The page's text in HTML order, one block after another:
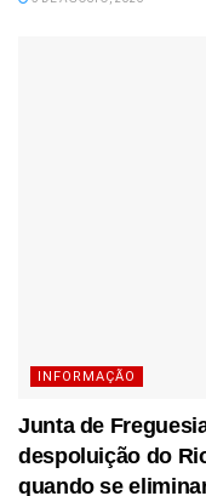
INFORMAÇÃO
Junta de
despoluição do
quando se